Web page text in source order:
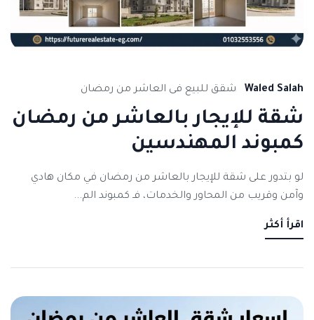
Waled Salah شقق للبيع فى العاشر من رمضان
شقة للإيجار بالعاشر من رمضان
كمبوند المهندسين
لو بتدور على شقة للإيجار بالعاشر من رمضان في مكان هادي
وآمن وقريب من المحاور والخدمات، فـ كمبوند الم...
اقرأ أكثر